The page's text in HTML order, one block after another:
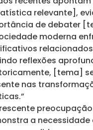
relevante],
de debater
moderna
reflexões
[tema]
nas
a necessidade